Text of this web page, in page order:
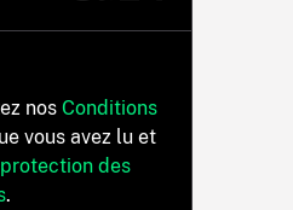
nos Conditions
vous avez lu et
des
.